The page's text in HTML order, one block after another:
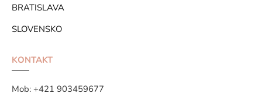
BRATISLAVA
SLOVENSKO
KONTAKT
Mob: +421 903459677